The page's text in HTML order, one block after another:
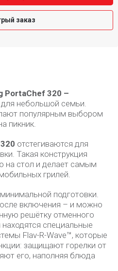
заказ
PortaChef 320 –
небольшой семьи.
популярным выбором
пикник.
отстегиваются для
Такая конструкция
на стол и делает самым
грилей.
подготовки.
включения – и можно
решётку отменного
специальные
Flav-R-Wave™, которые
защищают горелки от
его, наполняя блюда